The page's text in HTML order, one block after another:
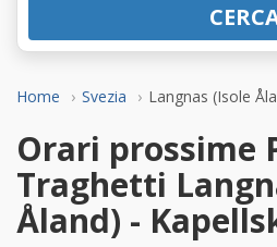
Home Svezia Langnas (Isole
Orari prossime
Traghetti
Åland) -